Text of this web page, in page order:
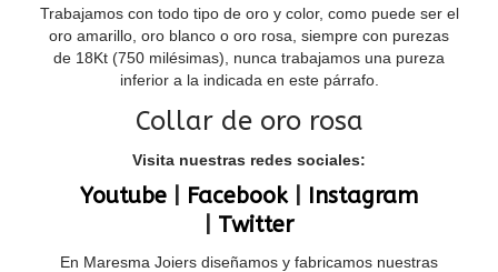
Trabajamos con todo tipo de oro y color, como puede ser el
oro amarillo, oro blanco o oro rosa, siempre con purezas
de 18Kt (750 milésimas), nunca trabajamos una pureza
inferior a la indicada en este párrafo.
Collar de oro rosa
Visita nuestras redes sociales:
Youtube Facebook| Instagram
Twitter
En Maresma Joiers diseñamos y fabricamos nuestras